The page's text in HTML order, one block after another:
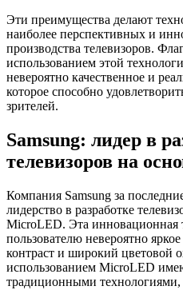
Эти преимущества делают
наиболее перспективных и
производства телевизоров.
использованием этой
невероятно качественное и
которое способно
зрителей.
Samsung: лидер в
телевизоров на
Компания Samsung за
лидерство в разработке
MicroLED. Эта инновационная
пользователю невероятно
контраст и широкий цветовой
использованием MicroLED
традиционными